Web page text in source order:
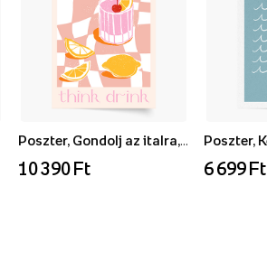
Poszter, Gondolj az italra, 70x100
10 390 Ft 6 699 Ft